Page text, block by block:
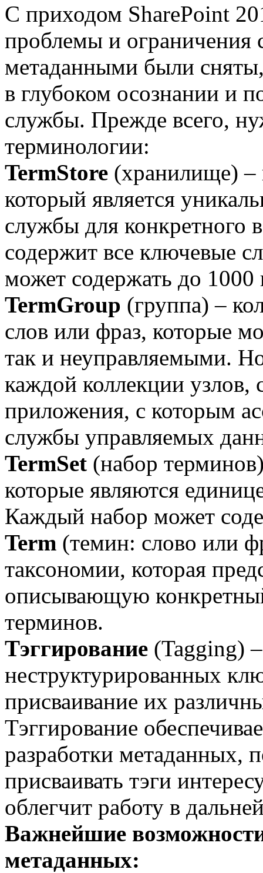
С приходом SharePoint
проблемы и ограничения
метаданными были
в глубоком осознании и
службы. Прежде всего,
терминологии:
TermStore (хранилище) –
который является
службы для
содержит все ключевые
может содержать до
TermGroup (группа) –
слов или фраз, которые
так и неуправляемыми.
каждой коллекции узлов,
приложения, с которым
службы управляемых
TermSet (набор
которые являются
Каждый набор может
Term (темин: слово или
таксономии, которая
описывающую
терминов.
Тэггирование (Tagging)
неструктурированных
присваивание их
Тэггирование
разработки метаданных,
присваивать тэги
облегчит работу в
Важнейшие
метаданных: